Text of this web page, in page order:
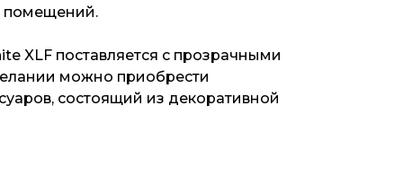
помещений.
XLF поставляется с прозрачными
можно приобрести
состоящий из декоративной